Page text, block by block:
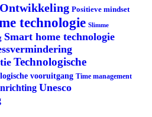
Positieve mindset
technologie Slimme
Smart home technologie
Technologische
vooruitgang Time management
Unesco